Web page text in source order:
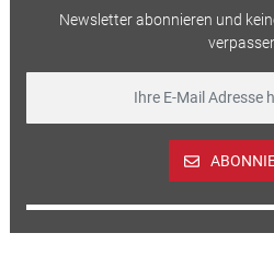
Newsletter abonnieren und